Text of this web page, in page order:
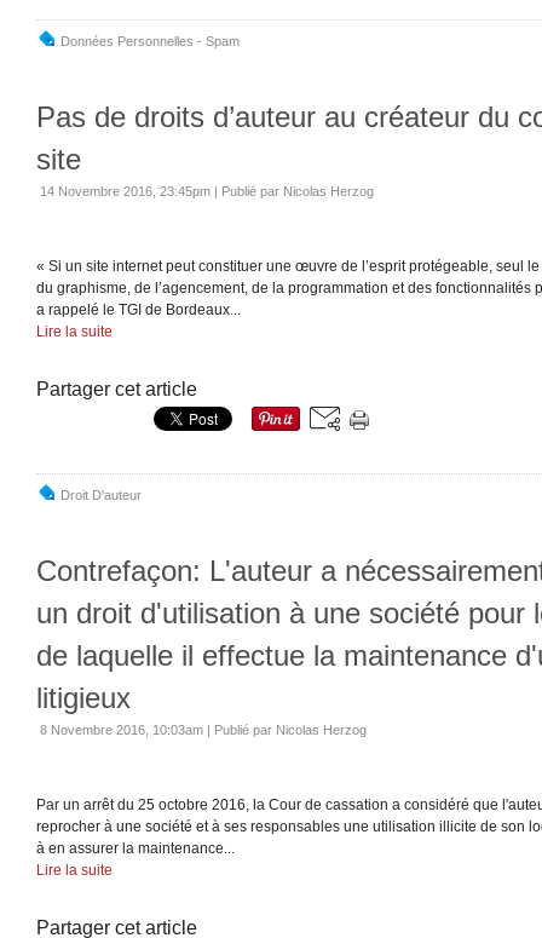
Données Personnelles - Spam
Pas de droits d’auteur au créateur du
site
14 Novembre 2016, 23:45pm | Publié par Nicolas Herzog
« Si un site internet peut constituer une œuvre de l’esprit protégeable, seul
du graphisme, de l’agencement, de la programmation et des fonctionnalités
a rappelé le TGI de Bordeaux...
Lire la suite
Partager cet article
Droit D'auteur
Contrefaçon: L'auteur a
un droit d'utilisation à une société pour
de laquelle il effectue la maintenance
litigieux
8 Novembre 2016, 10:03am | Publié par Nicolas Herzog
Par un arrêt du 25 octobre 2016, la Cour de cassation a considéré que
reprocher à une société et à ses responsables une utilisation illicite de son
à en assurer la maintenance...
Lire la suite
Partager cet article